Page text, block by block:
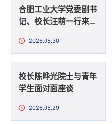
合肥工业大学党委副书
记、校长汪萌一行来校
2026.05.30
校长陈晔光院士与青年
学生面对面座谈
2026.05.29